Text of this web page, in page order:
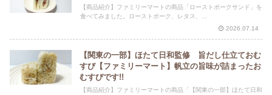
【商品紹介】ファミリーマートの商品「ローストポークサンド」を
食べてみました。ローストポーク、レタス、...
2026.07.14
【関東の一部】ほたて日和監修 旨だし仕立ておむ
すび【ファミリーマート】帆立の旨味が詰まったお
むすびです!!
【商品紹介】ファミリーマートの商品「【関東の一部】ほたて日和